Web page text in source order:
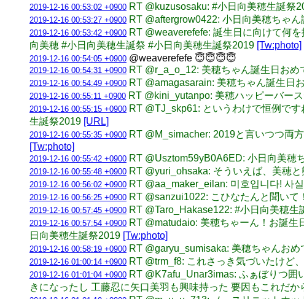
2019-12-16 00:53:02 +0900 RT @kuzusosaku: #小日向美穂生誕
2019-12-16 00:53:27 +0900 RT @aftergrow0422: 小日向美穂ちゃ
2019-12-16 00:53:42 +0900 RT @weaverefefe: 誕生日に向けて何
向美穂 #小日向美穂生誕祭 #小日向美穂生誕祭2019 [Tw:photo]
2019-12-16 00:54:05 +0900 @weaverefefe 😇😇😇😇
2019-12-16 00:54:31 +0900 RT @r_a_o_12: 美穂ちゃん誕生日お
2019-12-16 00:54:49 +0900 RT @amagasarain: 美穂ちゃん誕生日
2019-12-16 00:55:11 +0900 RT @kini_yutanpo: 美穂ハッピーバー
2019-12-16 00:55:15 +0900 RT @TJ_skp61: というわけで恒例で
生誕祭2019 [URL]
2019-12-16 00:55:35 +0900 RT @M_simacher: 2019と言いつつ両
[Tw:photo]
2019-12-16 00:55:42 +0900 RT @Usztom59yB0A6ED: 小日向美穂
2019-12-16 00:55:48 +0900 RT @yuri_ohsaka: そういえば、美穂
2019-12-16 00:56:02 +0900 RT @aa_maker_eilan: 미호입니다! 사
2019-12-16 00:56:25 +0900 RT @sanzui1022: こひなたんと聞い
2019-12-16 00:57:45 +0900 RT @Taro_Hakase122: #小日向美穂生
2019-12-16 00:57:54 +0900 RT @matudaio: 美穂ちゃーん！お誕
日向美穂生誕祭2019 [Tw:photo]
2019-12-16 00:58:19 +0900 RT @garyu_sumisaka: 美穂ちゃんお
2019-12-16 01:00:14 +0900 RT @trm_f8: これさっき気づいたけど
2019-12-16 01:01:04 +0900 RT @K7afu_Unar3imas: ふぁぼりつ
きになったし 工藤忍に矢口美羽も興味持った 要因もこれだか